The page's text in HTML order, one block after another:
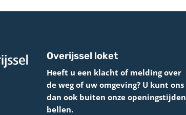
Overijssel loket
Heeft u een klacht of melding over
de weg of uw omgeving? U kunt ons
dan ook buiten onze openingstijden
bellen.